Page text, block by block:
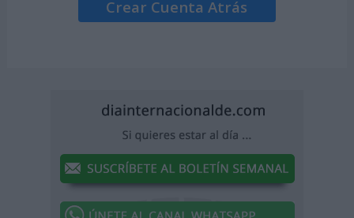
Crear Cuenta Atrás